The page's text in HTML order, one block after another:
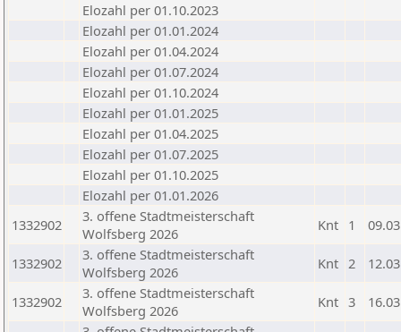
Elozahl per 01.10.2023
Elozahl per 01.01.2024
Elozahl per 01.04.2024
Elozahl per 01.07.2024
Elozahl per 01.10.2024
Elozahl per 01.01.2025
Elozahl per 01.04.2025
Elozahl per 01.07.2025
Elozahl per 01.10.2025
Elozahl per 01.01.2026
1332902
3. offene Stadtmeisterschaft
Wolfsberg 2026
Knt 1
1332902
3. offene Stadtmeisterschaft
Wolfsberg 2026
Knt 2
1332902
3. offene Stadtmeisterschaft
Wolfsberg 2026
Knt 3